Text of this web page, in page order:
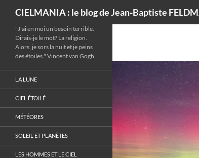
CIELMANIA : le blog de Jean-Baptiste
"J'ai en moi un besoin terrible.
Dirais-je le mot? La religion.
Alors, je sors la nuit et je peins
des étoiles." Vincent van Gogh
LA LUNE
CIEL ÉTOILÉ
MÉTÉORES
SOLEIL ET PLANÈTES
LES HOMMES ET LE CIEL